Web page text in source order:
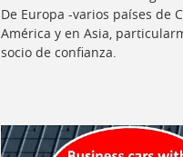
De Europa -varios países de
América y en Asia,
socio de confianza.